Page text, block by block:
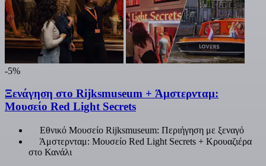
-5%
Ξενάγηση στο Rijksmuseum + Άμστερνταμ:
Μουσείο Red Light Secrets
Εθνικό Μουσείο Rijksmuseum: Περιήγηση με ξεναγό
Άμστερνταμ: Μουσείο Red Light Secrets + Κρουαζιέρα
στο Κανάλι